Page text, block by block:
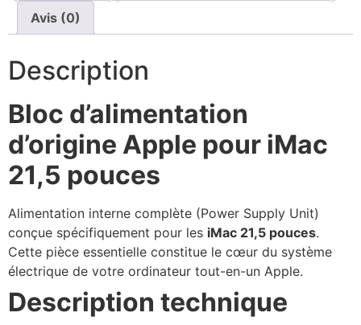
Avis (0)
Description
Bloc d’alimentation
d’origine Apple pour iMac
21,5 pouces
Alimentation interne complète (Power Supply Unit)
conçue spécifiquement pour les iMac 21,5 pouces.
Cette pièce essentielle constitue le cœur du système
électrique de votre ordinateur tout-en-un Apple.
Description technique